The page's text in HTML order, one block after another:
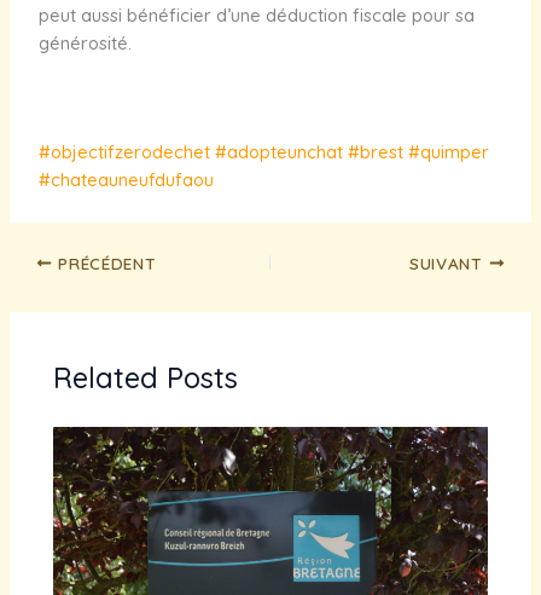
peut aussi bénéficier d’une déduction fiscale pour sa
générosité.
#objectifzerodechet #adopteunchat #brest #quimper
#chateauneufdufaou
PRÉCÉDENT SUIVANT
Related Posts